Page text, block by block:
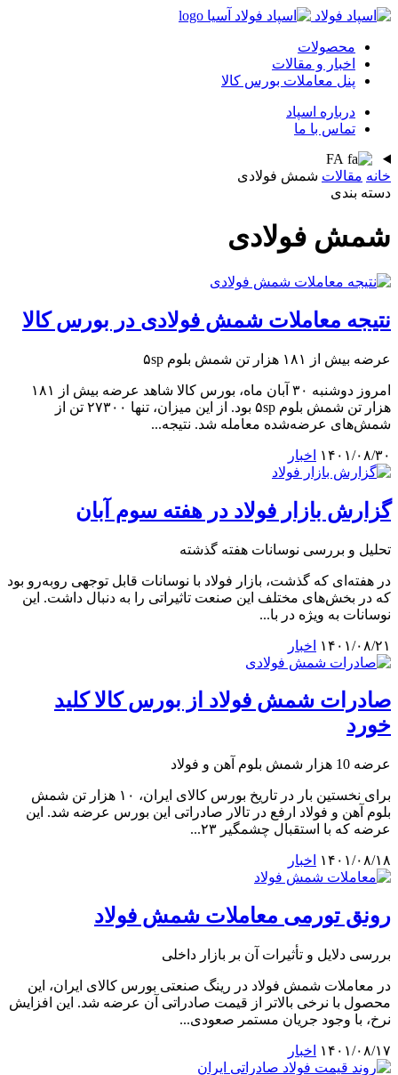
محصولات
اخبار و مقالات
پنل معاملات بورس کالا
درباره اسپاد
تماس با ما
FA
خانه مقالات شمش فولادی
دسته بندی
شمش فولادی
نتیجه معاملات شمش فولادی در بورس کالا
عرضه بیش از ۱۸۱ هزار تن شمش بلوم ۵sp
امروز دوشنبه ۳۰ آبان ماه، بورس کالا شاهد عرضه بیش از ۱۸۱
هزار تن شمش بلوم ۵sp بود. از این میزان، تنها ۲۷۳۰۰ تن از
شمش‌های عرضه‌شده معامله شد. نتیجه...
۱۴۰۱/۰۸/۳۰ اخبار
گزارش بازار فولاد در هفته سوم آبان
تحلیل و بررسی نوسانات هفته گذشته
در هفته‌ای که گذشت، بازار فولاد با نوسانات قابل توجهی روبه‌رو بود
که در بخش‌های مختلف این صنعت تاثیراتی را به دنبال داشت. این
نوسانات به ویژه در با...
۱۴۰۱/۰۸/۲۱ اخبار
صادرات شمش فولاد از بورس کالا کلید
خورد
عرضه 10 هزار شمش بلوم آهن و فولاد
برای نخستین بار در تاریخ بورس کالای ایران، ۱۰ هزار تن شمش
بلوم آهن و فولاد ارفع در تالار صادراتی این بورس عرضه شد. این
عرضه که با استقبال چشمگیر ۲۳...
۱۴۰۱/۰۸/۱۸ اخبار
رونق تورمی معاملات شمش فولاد
بررسی دلایل و تأثیرات آن بر بازار داخلی
در معاملات شمش فولاد در رینگ صنعتی بورس کالای ایران، این
محصول با نرخی بالاتر از قیمت صادراتی آن عرضه شد. این افزایش
نرخ، با وجود جریان مستمر صعودی...
۱۴۰۱/۰۸/۱۷ اخبار